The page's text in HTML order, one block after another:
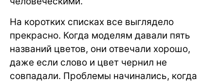
На коротких списках все выглядело
прекрасно. Когда моделям давали пять
названий цветов, они отвечали хорошо,
даже если слово и цвет чернил не
совпадали. Проблемы начинались, когда